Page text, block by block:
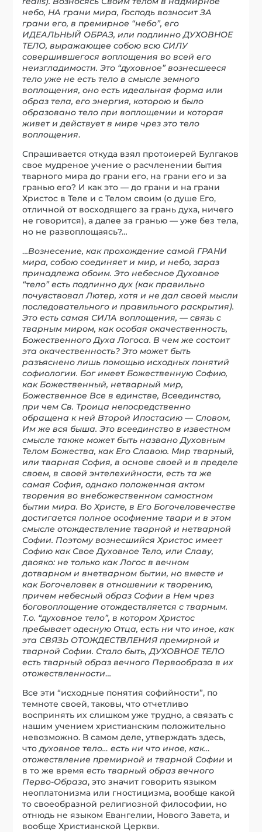
небо, НА грани мира, Господь возносит ЗА
грани его, в премирное “небо”, его
ИДЕАЛЬНЫЙ ОБРАЗ, или подлинно ДУХОВНОЕ
ТЕЛО, выражающее собою всю СИЛУ
совершившегося воплощения во всей его
неизгладимости. Это “духовное” вознесшееся
тело уже не есть тело в смысле земного
воплощения, оно есть идеальная форма или
образ тела, его энергия, которою и было
образовано тело при воплощении и которая
живет и действует в мире чрез это тело
воплощения.
Спрашивается откуда взял протоиерей Булгаков
свое мудреное учение о расчленении бытия
тварного мира до грани его, на грани его и за
гранью его? И как это — до грани и на грани
Христос в Теле и с Телом своим (о душе Его,
отличной от восходящего за грань духа, ничего
не говорится), а далее за гранью — уже без тела,
но не развоплощаясь?…
…Вознесение, как прохождение самой ГРАНИ
мира, собою соединяет и мир, и небо, зараз
принадлежа обоим. Это небесное Духовное
“тело” есть подлинно дух (как правильно
почувствовал Лютер, хотя и не дал своей мысли
последовательного и правильного раскрытия).
Это есть самая СИЛА воплощения, — связь с
тварным миром, как особая окачественность,
Божественного Духа Логоса. В чем же состоит
эта окачественность? Это может быть
разъяснено лишь помощью исходных понятий
софиологии. Бог имеет Божественную Софию,
как Божественный, нетварный мир,
Божественное Все в единстве, Всеединство,
при чем Св. Троица непосредственно
обращена к ней Второй Ипостасию — Словом,
Им же вся быша. Это всеединство в известном
смысле также может быть названо Духовным
Телом Божества, как Его Славою. Мир тварный,
или тварная София, в основе своей и в пределе
своем, в своей энтелехийности, есть та же
самая София, однако положенная актом
творения во внебожественном самостном
бытии мира. Во Христе, в Его Богочеловечестве
достигается полное ософиение твари и в этом
смысле отождествление тварной и нетварной
Софии. Поэтому вознесшийся Христос имеет
Софию как Свое Духовное Тело, или Славу,
двояко: не только как Логос в вечном
дотварном и внетварном бытии, но вместе и
как Богочеловек в отношении к творению,
причем небесный образ Софии в Нем чрез
боговоплощение отождествляется с тварным.
Т.о. “духовное тело”, в котором Христос
пребывает одесную Отца, есть ни что иное, как
эта СВЯЗЬ ОТОЖДЕСТВЛЕНИЯ премирной и
тварной Софии. Стало быть, ДУХОВНОЕ ТЕЛО
есть тварный образ вечного Первообраза в их
отожествленности…
Все эти “исходные понятия софийности”, по
темноте своей, таковы, что отчетливо
воспринять их слишком уже трудно, а связать с
нашим учением христианским положительно
невозможно. В самом деле, утверждать здесь,
чтодуховное тело… есть ни что иное, как…
отожествление премирной и тварной Софии и
в то же времяесть тварный образ вечного
Перво-Образа, это значит говорить языком
неоплатонизма или гностицизма, вообще какой
то своеобразной религиозной философии, но
отнюдь не языком Евангелии, Нового Завета, и
вообще Христианской Церкви.